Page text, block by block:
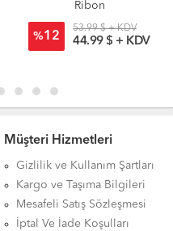
Ribon
12
53.99 $ + KDV
44.99 $ + KDV
Müşteri Hizmetleri
Gizlilik ve Kullanım Şartları
Kargo ve Taşıma Bilgileri
Mesafeli Satış Sözleşmesi
İptal Ve İade Koşulları